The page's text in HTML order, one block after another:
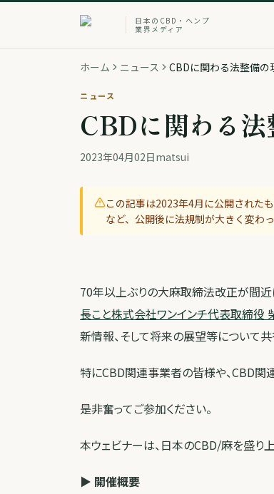
日本のCBD・ヘンプ
業界メディア
ホーム ニュース CBDに関わる法整備
ニュース
CBDに関わる
2023年04月02日matsui
この記事は2023年4月 に公開された
など、公開後に法規制が大きく変わ
70年以上ぶりの大麻取締法改正が間近
長こと株式会社ワンインチ代表取締役
新情報、そして将来の展望等について
特にCBD関連事業者の皆様や、CBD関
是非奮ってご参加ください。
本ウェビナーは、日本のCBD/麻を盛り
▶︎ 開催概要